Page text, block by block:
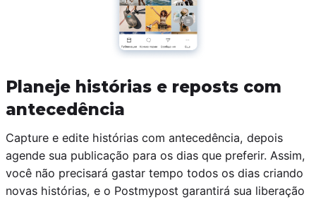
Planeje histórias e reposts com
antecedência
Capture e edite histórias com antecedência, depois
agende sua publicação para os dias que preferir. Assim,
você não precisará gastar tempo todos os dias criando
novas histórias, e o Postmypost garantirá sua liberação